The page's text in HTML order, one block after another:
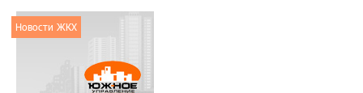
Новости ЖКХ